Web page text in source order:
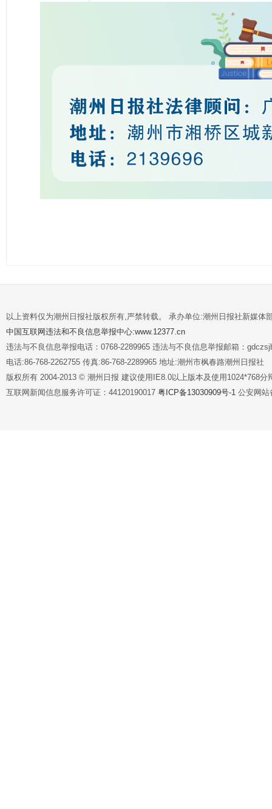
以上资料仅为潮州日报社版权所有,严禁转载。 承办单位:潮州日报社新媒体
中国互联网违法和不良信息举报中心:www.12377.cn
违法与不良信息举报电话：0768-2289965 违法与不良信息举报邮箱：
电话:86-768-2262755 传真:86-768-2289965 地址:潮州市枫春路潮州日报社
版权所有 2004-2013 © 潮州日报 建议使用IE8.0以上版本及使用1024*768分
互联网新闻信息服务许可证：44120190017 粤ICP备13030909号-1 公安网站